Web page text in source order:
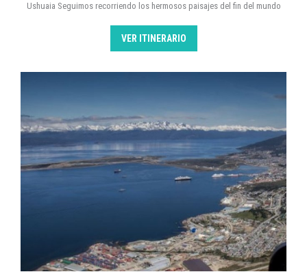
Ushuaia Seguimos recorriendo los hermosos paisajes del fin del mundo
VER ITINERARIO